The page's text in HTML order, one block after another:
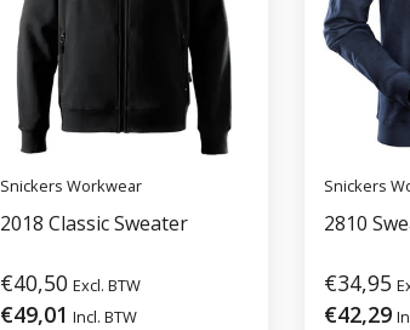
Snickers Workwear
2018 Classic Sweater
€40,50 Excl. BTW
€49,01 Incl. BTW
Snickers
2810
€34,95
€42,29